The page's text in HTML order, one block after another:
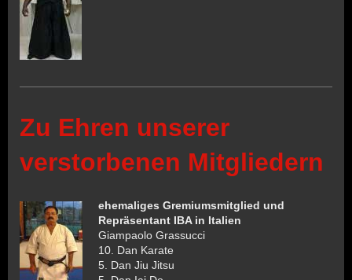
Zu Ehren unserer
verstorbenen Mitgliedern
ehemaliges Gremiumsmitglied und
Repräsentant IBA in Italien
Giampaolo Grassucci
10. Dan Karate
5. Dan Jiu Jitsu